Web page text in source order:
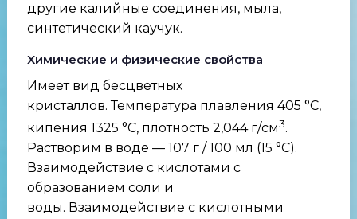
другие калийные соединения, мыла,
синтетический каучук.
Химические и физические свойства
Имеет вид бесцветных
кристаллов. Температура плавления 405 °C,
кипения 1325 °C, плотность 2,044 г/см3.
Растворим в воде — 107 г / 100 мл (15 °C).
Взаимодействие с кислотами с
образованием соли и
воды. Взаимодействие с кислотными